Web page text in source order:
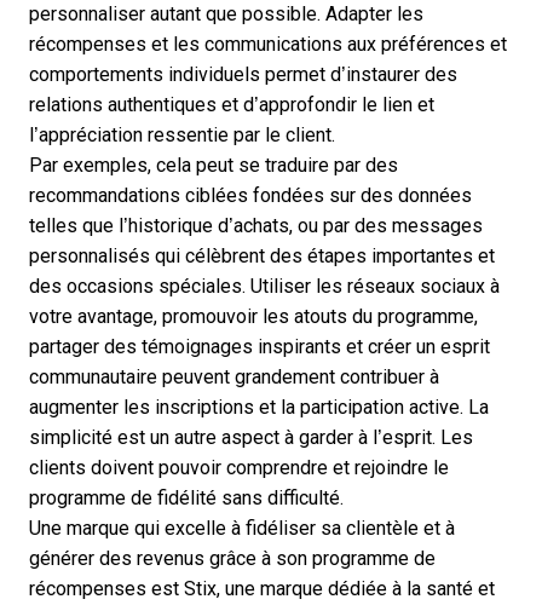
personnaliser autant que possible. Adapter les
récompenses et les communications aux préférences et
comportements individuels permet d’instaurer des
relations authentiques et d’approfondir le lien et
l’appréciation ressentie par le client.
Par exemples, cela peut se traduire par des
recommandations ciblées fondées sur des données
telles que l’historique d’achats, ou par des messages
personnalisés qui célèbrent des étapes importantes et
des occasions spéciales. Utiliser les réseaux sociaux à
votre avantage, promouvoir les atouts du programme,
partager des témoignages inspirants et créer un esprit
communautaire peuvent grandement contribuer à
augmenter les inscriptions et la participation active. La
simplicité est un autre aspect à garder à l’esprit. Les
clients doivent pouvoir comprendre et rejoindre le
programme de fidélité sans difficulté.
Une marque qui excelle à fidéliser sa clientèle et à
générer des revenus grâce à son programme de
récompenses est Stix, une marque dédiée à la santé et